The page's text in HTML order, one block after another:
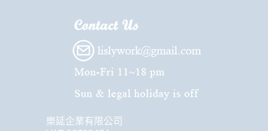
樂延企業有限公司